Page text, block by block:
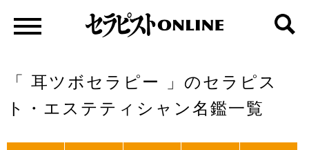
「 耳ツボセラピー 」のセラピス
ト・エステティシャン名鑑一覧